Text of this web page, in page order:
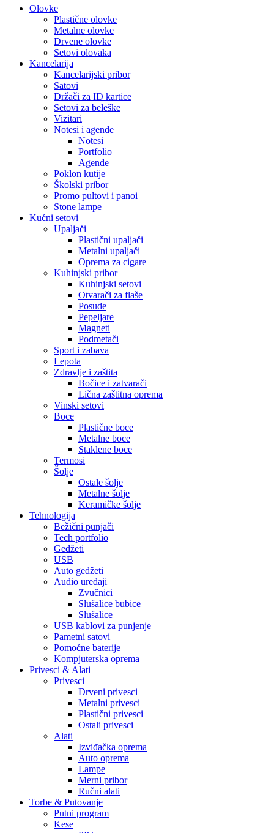
Olovke
Plastične olovke
Metalne olovke
Drvene olovke
Setovi olovaka
Kancelarija
Kancelarijski pribor
Satovi
Držači za ID kartice
Setovi za beleške
Vizitari
Notesi i agende
Notesi
Portfolio
Agende
Poklon kutije
Školski pribor
Promo pultovi i panoi
Stone lampe
Kućni setovi
Upaljači
Plastični upaljači
Metalni upaljači
Oprema za cigare
Kuhinjski pribor
Kuhinjski setovi
Otvarači za flaše
Posude
Pepeljare
Magneti
Podmetači
Sport i zabava
Lepota
Zdravlje i zaštita
Bočice i zatvarači
Lična zaštitna oprema
Vinski setovi
Boce
Plastične boce
Metalne boce
Staklene boce
Termosi
Šolje
Ostale šolje
Metalne šolje
Keramičke šolje
Tehnologija
Bežični punjači
Tech portfolio
Gedžeti
USB
Auto gedžeti
Audio uređaji
Zvučnici
Slušalice bubice
Slušalice
USB kablovi za punjenje
Pametni satovi
Pomoćne baterije
Kompjuterska oprema
Privesci & Alati
Privesci
Drveni privesci
Metalni privesci
Plastični privesci
Ostali privesci
Alati
Izviđačka oprema
Auto oprema
Lampe
Merni pribor
Ručni alati
Torbe & Putovanje
Putni program
Kese